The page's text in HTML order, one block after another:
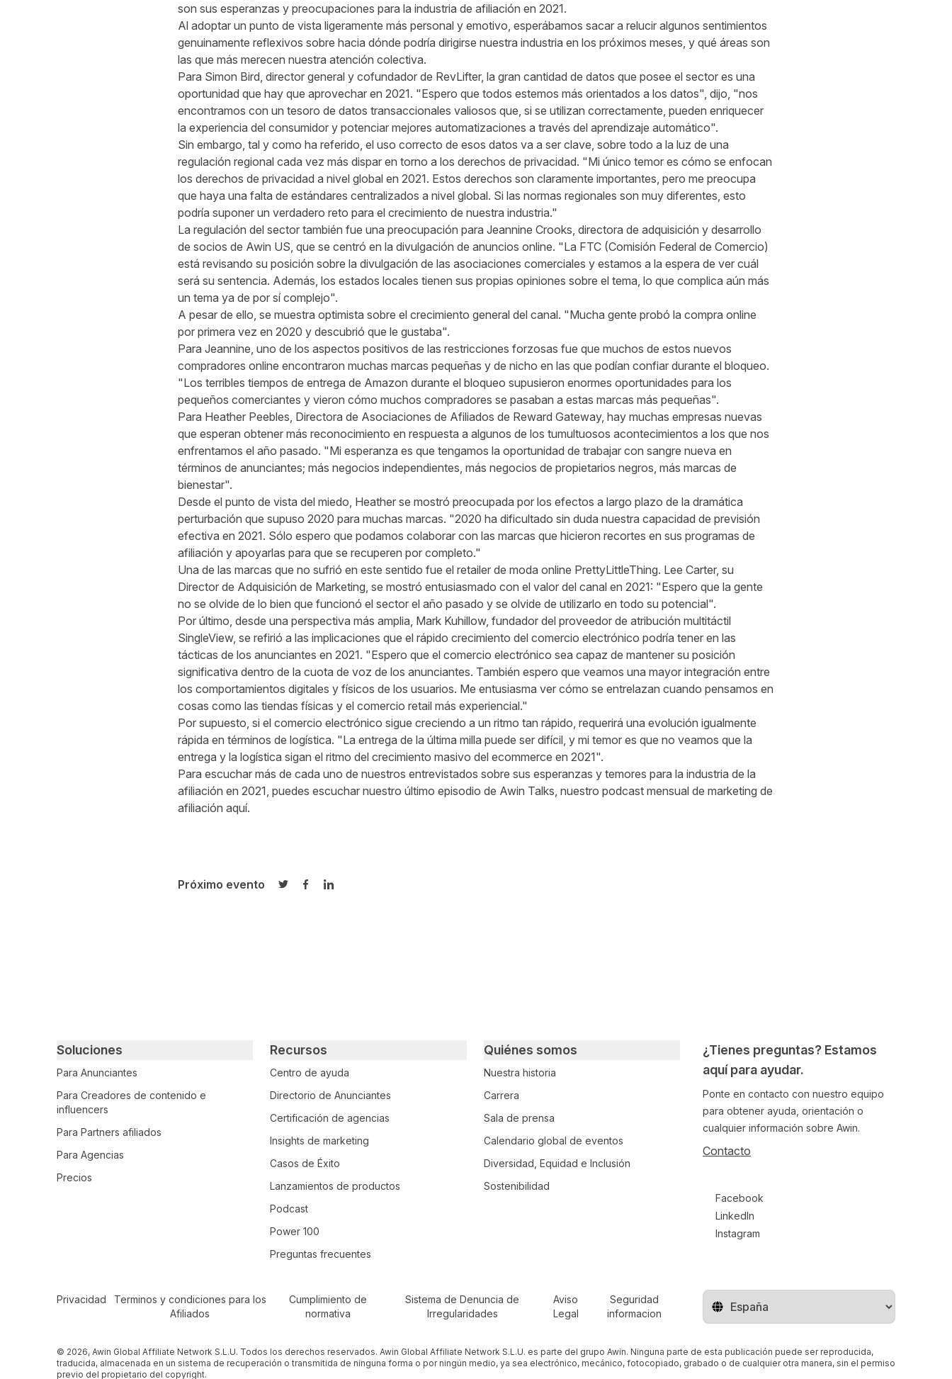
son sus esperanzas y preocupaciones para la industria de afiliación en 2021.
Al adoptar un punto de vista ligeramente más personal y emotivo, esperábamos sacar a relucir algunos sentimientos
genuinamente reflexivos sobre hacia dónde podría dirigirse nuestra industria en los próximos meses, y qué áreas son
las que más merecen nuestra atención colectiva.
Para Simon Bird, director general y cofundador de RevLifter, la gran cantidad de datos que posee el sector es una
oportunidad que hay que aprovechar en 2021. "Espero que todos estemos más orientados a los datos", dijo, "nos
encontramos con un tesoro de datos transaccionales valiosos que, si se utilizan correctamente, pueden enriquecer
la experiencia del consumidor y potenciar mejores automatizaciones a través del aprendizaje automático".
Sin embargo, tal y como ha referido, el uso correcto de esos datos va a ser clave, sobre todo a la luz de una
regulación regional cada vez más dispar en torno a los derechos de privacidad. "Mi único temor es cómo se enfocan
los derechos de privacidad a nivel global en 2021. Estos derechos son claramente importantes, pero me preocupa
que haya una falta de estándares centralizados a nivel global. Si las normas regionales son muy diferentes, esto
podría suponer un verdadero reto para el crecimiento de nuestra industria."
La regulación del sector también fue una preocupación para Jeannine Crooks, directora de adquisición y desarrollo
de socios de Awin US, que se centró en la divulgación de anuncios online. "La FTC (Comisión Federal de Comercio)
está revisando su posición sobre la divulgación de las asociaciones comerciales y estamos a la espera de ver cuál
será su sentencia. Además, los estados locales tienen sus propias opiniones sobre el tema, lo que complica aún más
un tema ya de por sí complejo".
A pesar de ello, se muestra optimista sobre el crecimiento general del canal. "Mucha gente probó la compra online
por primera vez en 2020 y descubrió que le gustaba".
Para Jeannine, uno de los aspectos positivos de las restricciones forzosas fue que muchos de estos nuevos
compradores online encontraron muchas marcas pequeñas y de nicho en las que podían confiar durante el bloqueo.
"Los terribles tiempos de entrega de Amazon durante el bloqueo supusieron enormes oportunidades para los
pequeños comerciantes y vieron cómo muchos compradores se pasaban a estas marcas más pequeñas".
Para Heather Peebles, Directora de Asociaciones de Afiliados de Reward Gateway, hay muchas empresas nuevas
que esperan obtener más reconocimiento en respuesta a algunos de los tumultuosos acontecimientos a los que nos
enfrentamos el año pasado. "Mi esperanza es que tengamos la oportunidad de trabajar con sangre nueva en
términos de anunciantes; más negocios independientes, más negocios de propietarios negros, más marcas de
bienestar".
Desde el punto de vista del miedo, Heather se mostró preocupada por los efectos a largo plazo de la dramática
perturbación que supuso 2020 para muchas marcas. "2020 ha dificultado sin duda nuestra capacidad de previsión
efectiva en 2021. Sólo espero que podamos colaborar con las marcas que hicieron recortes en sus programas de
afiliación y apoyarlas para que se recuperen por completo."
Una de las marcas que no sufrió en este sentido fue el retailer de moda online PrettyLittleThing. Lee Carter, su
Director de Adquisición de Marketing, se mostró entusiasmado con el valor del canal en 2021: "Espero que la gente
no se olvide de lo bien que funcionó el sector el año pasado y se olvide de utilizarlo en todo su potencial".
Por último, desde una perspectiva más amplia, Mark Kuhillow, fundador del proveedor de atribución multitáctil
SingleView, se refirió a las implicaciones que el rápido crecimiento del comercio electrónico podría tener en las
tácticas de los anunciantes en 2021. "Espero que el comercio electrónico sea capaz de mantener su posición
significativa dentro de la cuota de voz de los anunciantes. También espero que veamos una mayor integración entre
los comportamientos digitales y físicos de los usuarios. Me entusiasma ver cómo se entrelazan cuando pensamos en
cosas como las tiendas físicas y el comercio retail más experiencial."
Por supuesto, si el comercio electrónico sigue creciendo a un ritmo tan rápido, requerirá una evolución igualmente
rápida en términos de logística. "La entrega de la última milla puede ser difícil, y mi temor es que no veamos que la
entrega y la logística sigan el ritmo del crecimiento masivo del ecommerce en 2021".
Para escuchar más de cada uno de nuestros entrevistados sobre sus esperanzas y temores para la industria de la
afiliación en 2021, puedes escuchar nuestro último episodio de Awin Talks, nuestro podcast mensual de marketing de
afiliación aquí.
Próximo evento
Compartir en Twitter
Compartir en Facebook
Compartir en LinkedIn
Cambiar de región
¿Tienes preguntas? Estamos
aquí para ayudar.
Ponte en contacto con nuestro equipo
para obtener ayuda, orientación o
cualquier información sobre Awin.
Contacto
Facebook
LinkedIn
Instagram
Primary footer navigation
Soluciones
Para Anunciantes
Para Creadores de contenido e
influencers
Para Partners afiliados
Para Agencias
Precios
Recursos
Centro de ayuda
Directorio de Anunciantes
Certificación de agencias
Insights de marketing
Casos de Éxito
Lanzamientos de productos
Podcast
Power 100
Preguntas frecuentes
Quiénes somos
Nuestra historia
Carrera
Sala de prensa
Calendario global de eventos
Diversidad, Equidad e Inclusión
Sostenibilidad
Secondary Footer Navigation
Privacidad
Terminos y condiciones para los
Afiliados
Cumplimiento de
normativa
Sistema de Denuncia de
Irregularidades
Aviso
Legal
Seguridad
informacion
© 2026, Awin Global Affiliate Network S.L.U. Todos los derechos reservados. Awin Global Affiliate Network S.L.U. es parte del grupo Awin. Ninguna parte de esta publicación puede ser reproducida,
traducida, almacenada en un sistema de recuperación o transmitida de ninguna forma o por ningún medio, ya sea electrónico, mecánico, fotocopiado, grabado o de cualquier otra manera, sin el permiso
previo del propietario del copyright.